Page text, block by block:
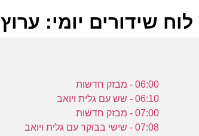
לוח שידורים יומי: ערוץ 12 קשת 26-07-2024
06:00 - מבזק חדשות
06:10 - שש עם גלית ויואב
07:00 - מבזק חדשות
07:08 - שישי בבוקר עם גלית ויואב